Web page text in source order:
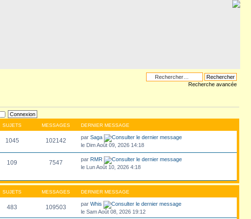
Recherche avancée
SUJETS MESSAGES DERNIER MESSAGE
1045 102142 par Saga
le Dim Août 09, 2026 14:18
109 7547 par RMR
le Lun Août 10, 2026 4:18
SUJETS MESSAGES DERNIER MESSAGE
483 109503 par Whis
le Sam Août 08, 2026 19:12